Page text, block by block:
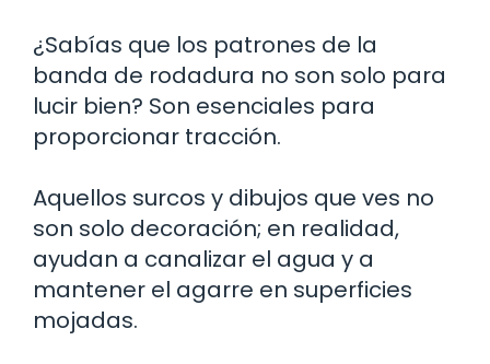
¿Sabías que los patrones de la
banda de rodadura no son solo para
lucir bien? Son esenciales para
proporcionar tracción.
Aquellos surcos y dibujos que ves no
son solo decoración; en realidad,
ayudan a canalizar el agua y a
mantener el agarre en superficies
mojadas.